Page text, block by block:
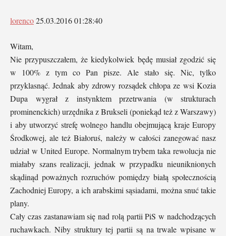
lorenco25.03.2016 01:28:40
Witam,
Nie przypuszczałem, że kiedykolwiek będę musiał zgodzić się
w 100% z tym co Pan pisze. Ale stało się. Nic, tylko
przyklasnąć. Jednak aby zdrowy rozsądek chłopa ze wsi Kozia
Dupa wygrał z instynktem przetrwania (w strukturach
prominenckich) urzędnika z Brukseli (poniekąd też z Warszawy)
i aby utworzyć strefę wolnego handlu obejmującą kraje Europy
Środkowej, ale też Białoruś, należy w całości zanegować nasz
udział w United Europe. Normalnym trybem taka rewolucja nie
miałaby szans realizacji, jednak w przypadku nieuniknionych
skądinąd poważnych rozruchów pomiędzy białą społecznością
Zachodniej Europy, a ich arabskimi sąsiadami, można snuć takie
plany.
Cały czas zastanawiam się nad rolą partii PiS w nadchodzących
ruchawkach. Niby struktury tej partii są na trwale wpisane w